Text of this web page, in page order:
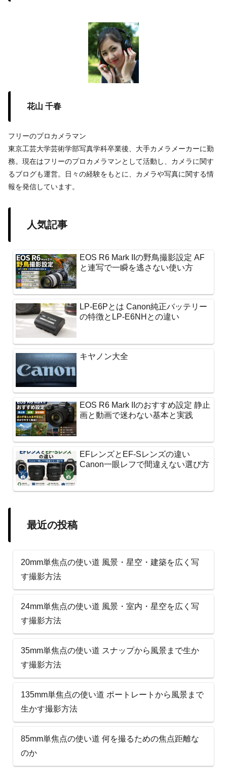
花山 千春
フリーのプロカメラマン
東京工芸大学芸術学部写真学科卒業後、大手カメラメーカーに勤
務。現在はフリーのプロカメラマンとして活動し、カメラに関す
るブログも運営。日々の経験をもとに、カメラや写真に関する情
報を発信しています。
人気記事
EOS R6 Mark IIの野鳥撮影設定 AF
と連写で一瞬を逃さない使い方
LP-E6Pとは Canon純正バッテリー
の特徴とLP-E6NHとの違い
キヤノン大全
EOS R6 Mark IIのおすすめ設定 静止
画と動画で迷わない基本と実践
EFレンズとEF-Sレンズの違い
Canon一眼レフで間違えない選び方
最近の投稿
20mm単焦点の使い道 風景・星空・建築を広く写
す撮影方法
24mm単焦点の使い道 風景・室内・星空を広く写
す撮影方法
35mm単焦点の使い道 スナップから風景まで生か
す撮影方法
135mm単焦点の使い道 ポートレートから風景まで
生かす撮影方法
85mm単焦点の使い道 何を撮るための焦点距離な
のか